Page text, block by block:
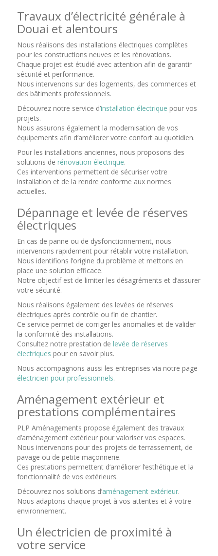
Travaux d’électricité générale à
Douai et alentours
Nous réalisons des installations électriques complètes
pour les constructions neuves et les rénovations.
Chaque projet est étudié avec attention afin de garantir
sécurité et performance.
Nous intervenons sur des logements, des commerces et
des bâtiments professionnels.
Découvrez notre service d’installation électrique pour vos
projets.
Nous assurons également la modernisation de vos
équipements afin d’améliorer votre confort au quotidien.
Pour les installations anciennes, nous proposons des
solutions de rénovation électrique.
Ces interventions permettent de sécuriser votre
installation et de la rendre conforme aux normes
actuelles.
Dépannage et levée de réserves
électriques
En cas de panne ou de dysfonctionnement, nous
intervenons rapidement pour rétablir votre installation.
Nous identifions l’origine du problème et mettons en
place une solution efficace.
Notre objectif est de limiter les désagréments et d’assurer
votre sécurité.
Nous réalisons également des levées de réserves
électriques après contrôle ou fin de chantier.
Ce service permet de corriger les anomalies et de valider
la conformité des installations.
Consultez notre prestation de levée de réserves
électriques pour en savoir plus.
Nous accompagnons aussi les entreprises via notre page
électricien pour professionnels.
Aménagement extérieur et
prestations complémentaires
PLP Aménagements propose également des travaux
d’aménagement extérieur pour valoriser vos espaces.
Nous intervenons pour des projets de terrassement, de
pavage ou de petite maçonnerie.
Ces prestations permettent d’améliorer l’esthétique et la
fonctionnalité de vos extérieurs.
Découvrez nos solutions d’aménagement extérieur.
Nous adaptons chaque projet à vos attentes et à votre
environnement.
Un électricien de proximité à
votre service